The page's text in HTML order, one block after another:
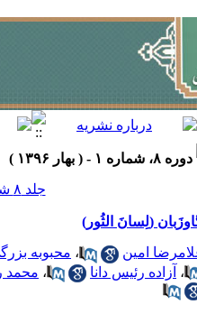
دوره ۸، شماره ۱ - ( بهار ۱۳۹۶ )
جلد ۸ شماره ۱ صفحات ۱۴۵-۱۳۹
(لِسانَ الثُور)
امین ، محبوبه
، آزاده رئیس دانا ، محمد